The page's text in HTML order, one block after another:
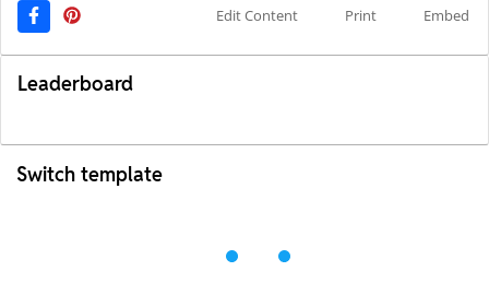
Edit Content
Print Embed
Leaderboard
Switch template